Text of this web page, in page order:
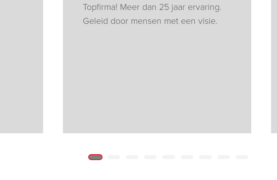
Topfirma! Meer dan 25 jaar ervaring.
Geleid door mensen met een visie.